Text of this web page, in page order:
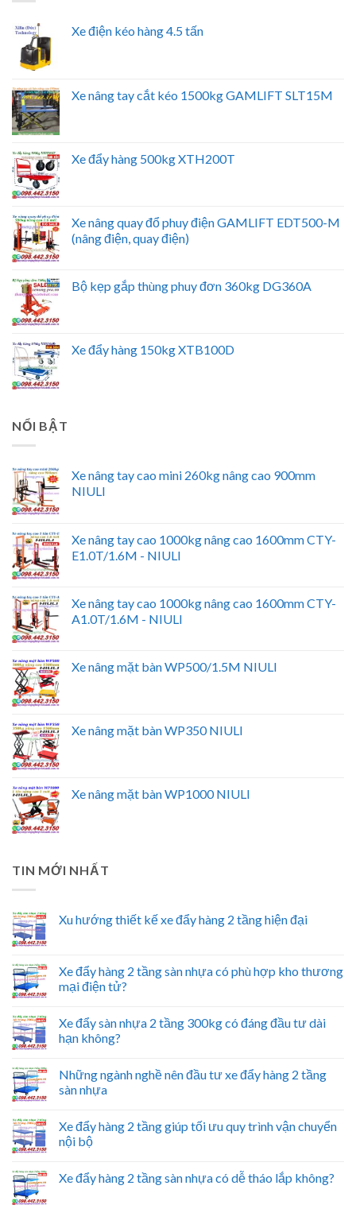
Xe điện kéo hàng 4.5 tấn
Xe nâng tay cắt kéo 1500kg GAMLIFT SLT15M
Xe đẩy hàng 500kg XTH200T
Xe nâng quay đổ phuy điện GAMLIFT EDT500-M
(nâng điện, quay điện)
Bộ kẹp gắp thùng phuy đơn 360kg DG360A
Xe đẩy hàng 150kg XTB100D
NỔI BẬT
Xe nâng tay cao mini 260kg nâng cao 900mm
NIULI
Xe nâng tay cao 1000kg nâng cao 1600mm CTY-
E1.0T/1.6M - NIULI
Xe nâng tay cao 1000kg nâng cao 1600mm CTY-
A1.0T/1.6M - NIULI
Xe nâng mặt bàn WP500/1.5M NIULI
Xe nâng mặt bàn WP350 NIULI
Xe nâng mặt bàn WP1000 NIULI
TIN MỚI NHẤT
Xu hướng thiết kế xe đẩy hàng 2 tầng hiện đại
Xe đẩy hàng 2 tầng sàn nhựa có phù hợp kho thương
mại điện tử?
Xe đẩy sàn nhựa 2 tầng 300kg có đáng đầu tư dài
hạn không?
Những ngành nghề nên đầu tư xe đẩy hàng 2 tầng
sàn nhựa
Xe đẩy hàng 2 tầng giúp tối ưu quy trình vận chuyển
nội bộ
Xe đẩy hàng 2 tầng sàn nhựa có dễ tháo lắp không?